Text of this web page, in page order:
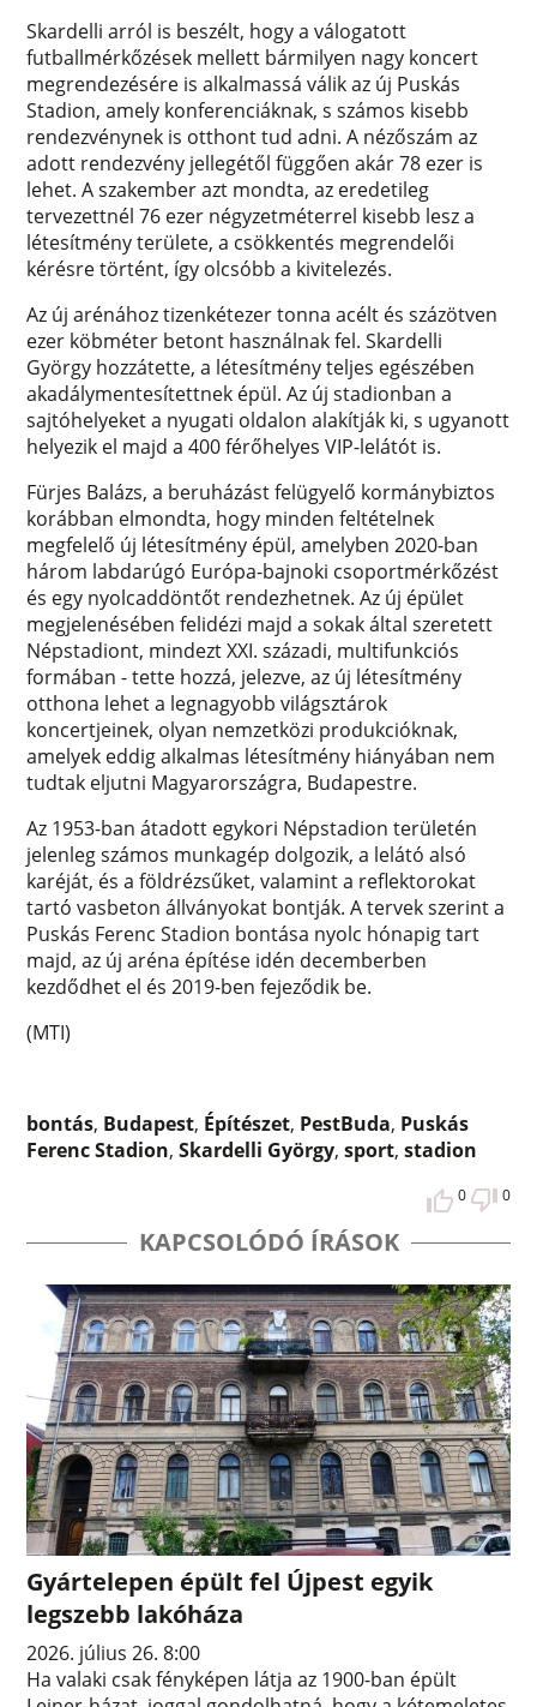
Skardelli arról is beszélt, hogy a válogatott
futballmérkőzések mellett bármilyen nagy koncert
megrendezésére is alkalmassá válik az új Puskás
Stadion, amely konferenciáknak, s számos kisebb
rendezvénynek is otthont tud adni. A nézőszám az
adott rendezvény jellegétől függően akár 78 ezer is
lehet. A szakember azt mondta, az eredetileg
tervezettnél 76 ezer négyzetméterrel kisebb lesz a
létesítmény területe, a csökkentés megrendelői
kérésre történt, így olcsóbb a kivitelezés.
Az új arénához tizenkétezer tonna acélt és százötven
ezer köbméter betont használnak fel. Skardelli
György hozzátette, a létesítmény teljes egészében
akadálymentesítettnek épül. Az új stadionban a
sajtóhelyeket a nyugati oldalon alakítják ki, s ugyanott
helyezik el majd a 400 férőhelyes VIP-lelátót is.
Fürjes Balázs, a beruházást felügyelő kormánybiztos
korábban elmondta, hogy minden feltételnek
megfelelő új létesítmény épül, amelyben 2020-ban
három labdarúgó Európa-bajnoki csoportmérkőzést
és egy nyolcaddöntőt rendezhetnek. Az új épület
megjelenésében felidézi majd a sokak által szeretett
Népstadiont, mindezt XXI. századi, multifunkciós
formában - tette hozzá, jelezve, az új létesítmény
otthona lehet a legnagyobb világsztárok
koncertjeinek, olyan nemzetközi produkcióknak,
amelyek eddig alkalmas létesítmény hiányában nem
tudtak eljutni Magyarországra, Budapestre.
Az 1953-ban átadott egykori Népstadion területén
jelenleg számos munkagép dolgozik, a lelátó alsó
karéját, és a földrézsűket, valamint a reflektorokat
tartó vasbeton állványokat bontják. A tervek szerint a
Puskás Ferenc Stadion bontása nyolc hónapig tart
majd, az új aréna építése idén decemberben
kezdődhet el és 2019-ben fejeződik be.
(MTI)
bontás, Budapest, Építészet, PestBuda, Puskás
Ferenc Stadion,Skardelli György,sport,stadion
0 0
KAPCSOLÓDÓ ÍRÁSOK
Gyártelepen épült fel Újpest egyik
legszebb lakóháza
2026. július 26. 8:00
Ha valaki csak fényképen látja az 1900-ban épült